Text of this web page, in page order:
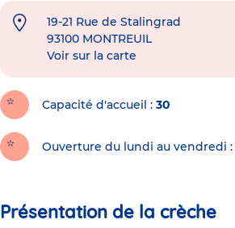
19-21 Rue de Stalingrad
93100 MONTREUIL
Voir sur la carte
Capacité d'accueil 30
Ouverture du lundi au vendredi :
Présentation de la crèche